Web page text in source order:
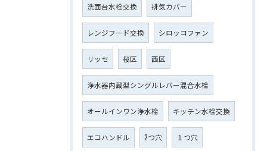
洗面台水栓交換 排気カバー
レンジフード交換 シロッコファン
リッセ 桜区 西区
浄水器内蔵型シングルレバー混合水栓
オールインワン浄水栓 キッチン水栓交換
エコハンドル 2つ穴 １つ穴